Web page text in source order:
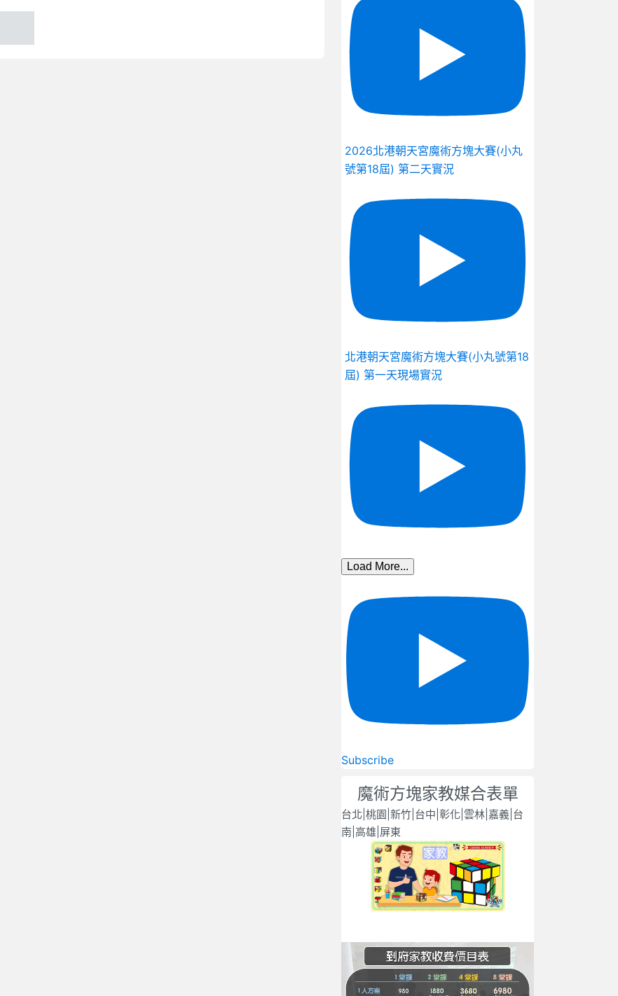
2026北港朝天宮魔術方塊大賽(小丸
號第18屆) 第二天實況
北港朝天宮魔術方塊大賽(小丸號第18
屆) 第一天現場實況
Load More...
Subscribe
魔術方塊家教媒合表單
台北|桃園|新竹|台中|彰化|雲林|嘉義|台
南|高雄|屏東